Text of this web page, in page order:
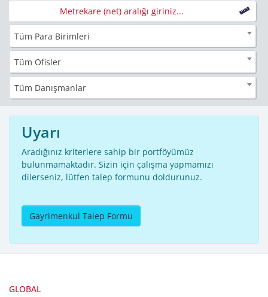
Metrekare (net) aralığı giriniz...
Tüm Para Birimleri
Tüm Ofisler
Tüm Danışmanlar
Uyarı
Aradığınız kriterlere sahip bir portföyümüz
bulunmamaktadır. Sizin için çalışma yapmamızı
dilerseniz, lütfen talep formunu doldurunuz.
Gayrimenkul Talep Formu
GLOBAL